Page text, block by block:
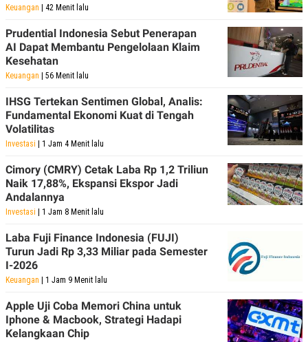
Keuangan | 42 Menit lalu
Prudential Indonesia Sebut Penerapan
AI Dapat Membantu Pengelolaan Klaim
Kesehatan
Keuangan | 56 Menit lalu
IHSG Tertekan Sentimen Global, Analis:
Fundamental Ekonomi Kuat di Tengah
Volatilitas
Investasi | 1 Jam 4 Menit lalu
Cimory (CMRY) Cetak Laba Rp 1,2 Triliun
Naik 17,88%, Ekspansi Ekspor Jadi
Andalannya
Investasi | 1 Jam 8 Menit lalu
Laba Fuji Finance Indonesia (FUJI)
Turun Jadi Rp 3,33 Miliar pada Semester
I-2026
Keuangan | 1 Jam 9 Menit lalu
Apple Uji Coba Memori China untuk
Iphone & Macbook, Strategi Hadapi
Kelangkaan Chip